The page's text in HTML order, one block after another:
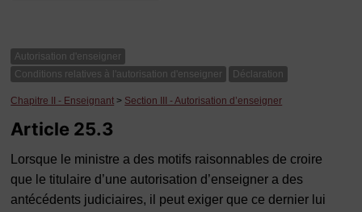
Autorisation d'enseigner
Conditions relatives à l'autorisation d'enseigner
Déclaration
Chapitre II - Enseignant > Section III - Autorisation d’enseigner
Article 25.3
Lorsque le ministre a des motifs raisonnables de croire
que le titulaire d’une autorisation d’enseigner a des
antécédents judiciaires, il peut exiger que ce dernier lui